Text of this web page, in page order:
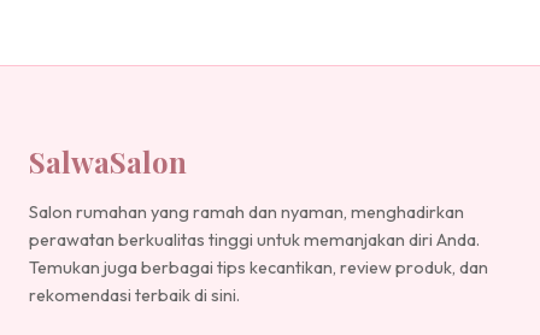
SalwaSalon
Salon rumahan yang ramah dan nyaman, menghadirkan
perawatan berkualitas tinggi untuk memanjakan diri Anda.
Temukan juga berbagai tips kecantikan, review produk, dan
rekomendasi terbaik di sini.